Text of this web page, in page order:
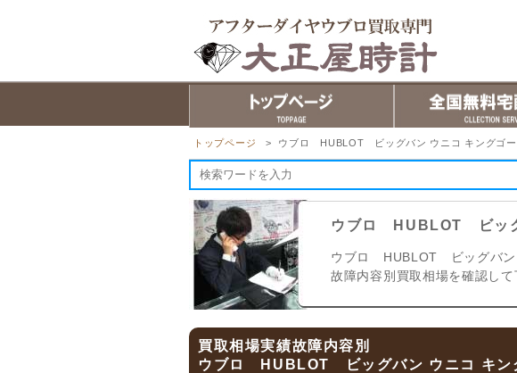
トップページ > ウブロ HUBLOT ビッグバン ウニコ キングゴ
ウブロ HUBLOT ビッ
ウブロ HUBLOT ビッグバン
故障内容別買取相場を確認し
買取相場実績故障内容別
ウブロ HUBLOT ビッグバン ウニコ キン